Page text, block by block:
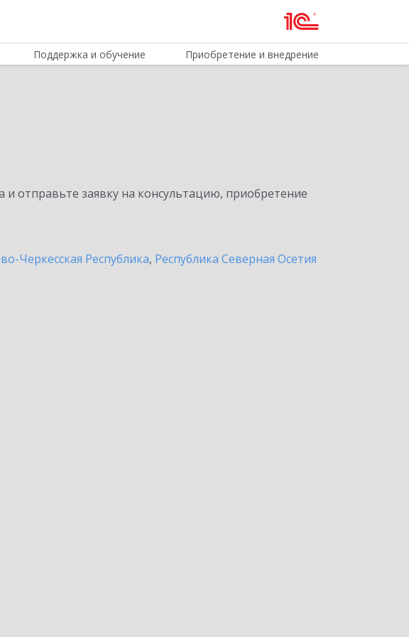
Поддержка и обучение Приобретение и внедрение
отправьте заявку на консультацию, приобретение
Черкесская Республика, Республика Северная Осетия